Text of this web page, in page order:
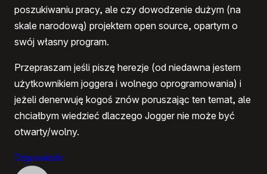
poszukiwaniu pracy, ale czy dowodzenie dużym (na
skale narodową) projektem open source, opartym o
swój własny program.
Przepraszam jeśli piszę herezje (od niedawna jestem
użytkownikiem joggera i wolnego oprogramowania) i
jeżeli denerwuję kogoś znów poruszając ten temat, ale
chciałbym wiedzieć dlaczego Jogger nie może być
otwarty/wolny.
Odpowiedz